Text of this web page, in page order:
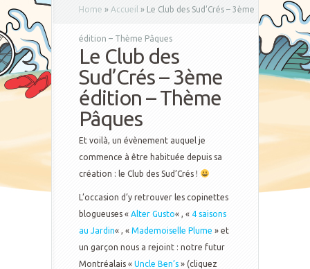
Home » Accueil » Le Club des Sud’Crés – 3ème
édition – Thème Pâques
Le Club des
Sud’Crés – 3ème
édition – Thème
Pâques
Et voilà, un évènement auquel je
commence à être habituée depuis sa
création : le Club des Sud’Crés !
L’occasion d’y retrouver les copinettes
blogueuses « Alter Gusto« , « 4 saisons
au Jardin« , « Mademoiselle Plume » et
un garçon nous a rejoint : notre futur
Montréalais « Uncle Ben’s » (cliquez